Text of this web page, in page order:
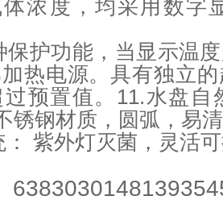
浓度，均采用数字
保护功能，当显示温
热电源。具有独立
预置值。11.水盘自
锈钢材质，圆弧，
： 紫外灯灭菌，灵活